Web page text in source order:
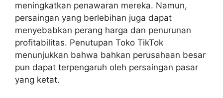
meningkatkan penawaran mereka. Namun,
persaingan yang berlebihan juga dapat
menyebabkan perang harga dan penurunan
profitabilitas. Penutupan Toko TikTok
menunjukkan bahwa bahkan perusahaan besar
pun dapat terpengaruh oleh persaingan pasar
yang ketat.